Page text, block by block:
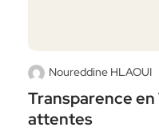
Noureddine HLAOUI
Transparence
attentes